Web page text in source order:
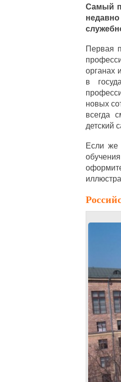
Самый
Первая
органах
в
новых
всегда
детский
Если же